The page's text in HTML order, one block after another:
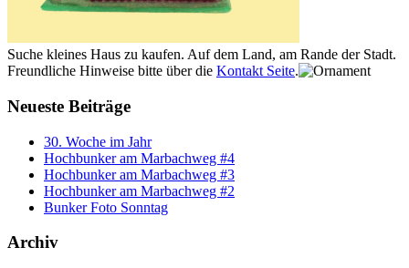
Suche kleines Haus zu kaufen. Auf dem Land, am Rande der Stadt.
Freundliche Hinweise bitte über die Kontakt Seite.
Neueste Beiträge
30. Woche im Jahr
Hochbunker am Marbachweg #4
Hochbunker am Marbachweg #3
Hochbunker am Marbachweg #2
Bunker Foto Sonntag
Archiv